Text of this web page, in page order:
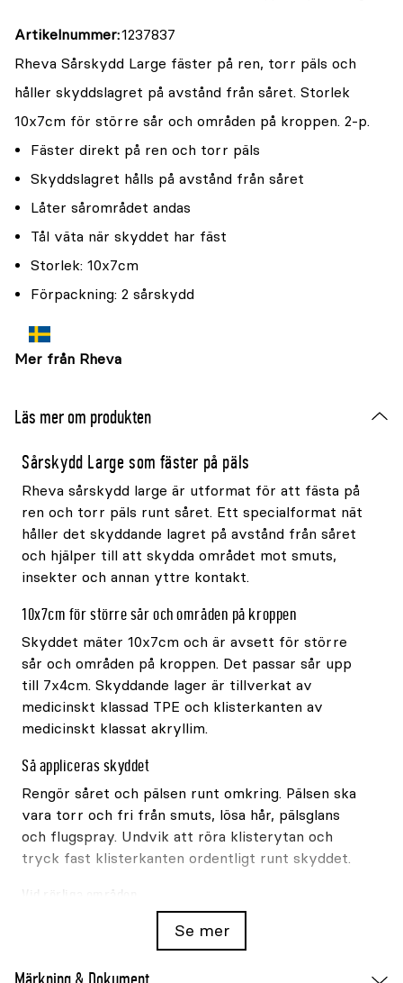
Artikelnummer 1237837
Rheva Sårskydd Large fäster på ren, torr päls och
håller skyddslagret på avstånd från såret. Storlek
10x7cm för större sår och områden på kroppen. 2-p.
Fäster direkt på ren och torr päls
Skyddslagret hålls på avstånd från såret
Låter sårområdet andas
Tål väta när skyddet har fäst
Storlek: 10x7cm
Förpackning: 2 sårskydd
Mer från Rheva
Läs mer om produkten
Sårskydd Large som fäster på päls
Rheva sårskydd large är utformat för att fästa på
ren och torr päls runt såret. Ett specialformat nät
håller det skyddande lagret på avstånd från såret
och hjälper till att skydda området mot smuts,
insekter och annan yttre kontakt.
10x7cm för större sår och områden på kroppen
Skyddet mäter 10x7cm och är avsett för större
sår och områden på kroppen. Det passar sår upp
till 7x4cm. Skyddande lager är tillverkat av
medicinskt klassad TPE och klisterkanten av
medicinskt klassat akryllim.
Så appliceras skyddet
Rengör såret och pälsen runt omkring. Pälsen ska
vara torr och fri från smuts, lösa hår, pälsglans
och flugspray. Undvik att röra klisterytan och
tryck fast klisterkanten ordentligt runt skyddet.
Vid rörliga områden
På exempelvis has, ben eller hals kan skyddet
behöva kompletteras med Rheva extrafäste.
Se mer